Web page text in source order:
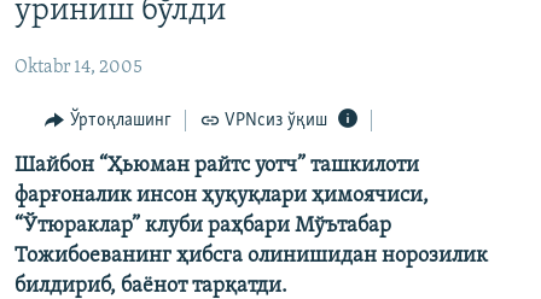
ўтинг
Қидиришга
OZODARXIV
ИЖТИМОИЙ ТАРМОҚЛАР
уриниш бўлди
Oktabr 14, 2005
Ўртоқлашинг VPNсиз ўқиш
Шайбон “Ҳьюман райтс уотч” ташкилоти
фарғоналик инсон ҳуқуқлари ҳимоячиси,
“Ўтюраклар” клуби раҳбари Мўътабар
Тожибоеванинг ҳибсга олинишидан норозилик
билдириб, баёнот тарқатди.